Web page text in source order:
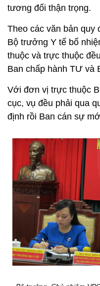
tương đối thận trọng.
Theo các văn bản quy
Bộ trưởng Y tế bổ
thuộc và trực thuộc
Ban chấp hành TƯ và
Với đơn vị trực thuộc
cục, vụ đều phải qua
định rồi Ban cán sự